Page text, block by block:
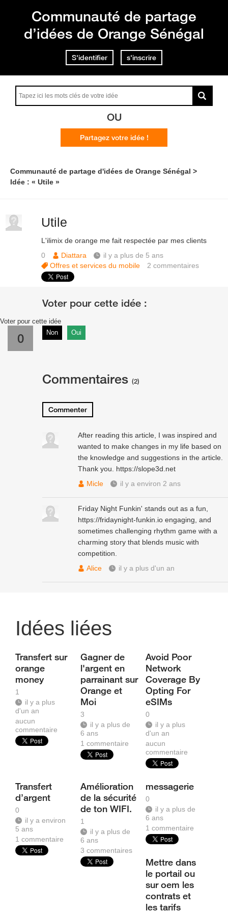
Communauté de partage
d’idées de Orange Sénégal
S'identifier s'inscrire
OU
Partagez votre idée !
Communauté de partage d'idées de Orange Sénégal
Idée : « Utile »
Utile
L'ilimix de orange me fait respectée par mes clients
0
Diattara
il y a plus de 5 ans
Offres et services du mobile
2commentaires
Voter pour cette idée
0 Non Oui
Commentaires (2)
Commenter
After reading this article, I was inspired and
wanted to make changes in my life based on
the knowledge and suggestions in the article.
Thank you. https://slope3d.net
Micle
il y a environ 2 ans
Friday Night Funkin' stands out as a fun,
https://fridaynight-funkin.io engaging, and
sometimes challenging rhythm game with a
charming story that blends music with
competition.
Alice
il y a plus d'un an
Idées liées
Transfert sur
orange
money
1
il y a plus
d'un an
aucun
commentaire
Gagner de
l'argent en
parrainant sur
Orange et
Moi
3
il y a plus de
6 ans
1commentaire
Avoid Poor
Network
Coverage By
Opting For
eSIMs
0
il y a plus
d'un an
aucun
commentaire
Transfert
d’argent
0
il y a environ
5 ans
1 commentaire
Amélioration
de la sécurité
de ton WIFI.
1
il y a plus de
6 ans
3commentaires
messagerie
0
il y a plus de
6 ans
1commentaire
Mettre dans
le portail ou
sur oem les
contrats et
les tarifs